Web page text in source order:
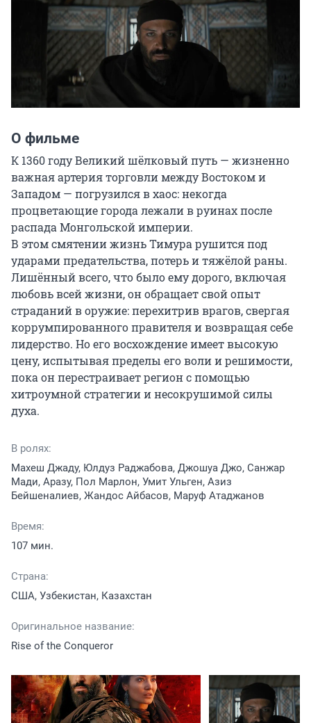
О фильме
К 1360 году Великий шёлковый путь — жизненно
важная артерия торговли между Востоком и
Западом — погрузился в хаос: некогда
процветающие города лежали в руинах после
распада Монгольской империи.
В этом смятении жизнь Тимура рушится под
ударами предательства, потерь и тяжёлой раны.
Лишённый всего, что было ему дорого, включая
любовь всей жизни, он обращает свой опыт
страданий в оружие: перехитрив врагов, свергая
коррумпированного правителя и возвращая себе
лидерство. Но его восхождение имеет высокую
цену, испытывая пределы его воли и решимости,
пока он перестраивает регион с помощью
хитроумной стратегии и несокрушимой силы
духа.
В ролях:
Махеш Джаду, Юлдуз Раджабова, Джошуа Джо, Санжар
Мади, Аразу, Пол Марлон, Умит Ульген, Азиз
Бейшеналиев, Жандос Айбасов, Маруф Атаджанов
Время:
107 мин.
Страна:
США, Узбекистан, Казахстан
Оригинальное название:
Rise of the Conqueror